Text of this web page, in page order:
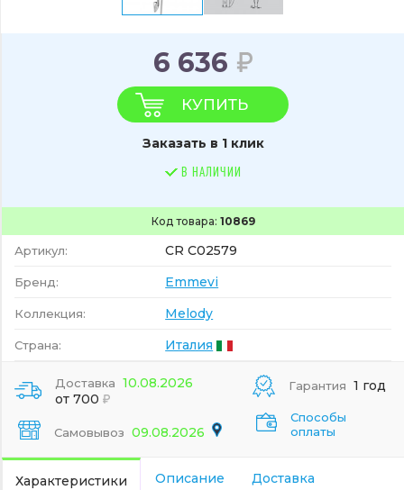
Код товара: 10869
Артикул: CR C02579
Бренд: Emmevi
Коллекция: Melody
Страна: Италия
6 636
КУПИТЬ
Заказать в 1 клик
В НАЛИЧИИ
Доставка 10.08.2026
от 700
Самовывоз 09.08.2026
Гарантия 1 год
Способы
оплаты
Характеристики Описание Доставка